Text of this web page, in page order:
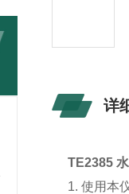
详
TE2385
1. 使用本